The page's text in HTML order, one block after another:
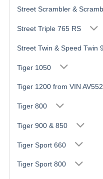
Street Scrambler &
Street Triple 765 RS
Street Twin & Speed Twin
Tiger 1050
Tiger 1200 from VIN
Tiger 800
Tiger 900 & 850
Tiger Sport 660
Tiger Sport 800